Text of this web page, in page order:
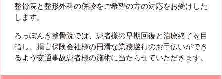
整骨院と整形外科の併診をご希望の方の対応をお受けした
します。
ろっぽんぎ整骨院では、患者様の早期回復と治療終了を目
指し、損害保険会社様の円滑な業務遂行のお手伝いができ
るよう交通事故患者様の施術に当たらせていただきます。